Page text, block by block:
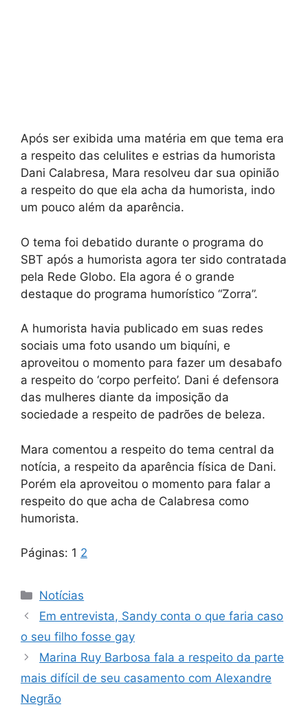
Após ser exibida uma matéria em que tema era
a respeito das celulites e estrias da humorista
Dani Calabresa, Mara resolveu dar sua opinião
a respeito do que ela acha da humorista, indo
um pouco além da aparência.
O tema foi debatido durante o programa do
SBT após a humorista agora ter sido contratada
pela Rede Globo. Ela agora é o grande
destaque do programa humorístico “Zorra”.
A humorista havia publicado em suas redes
sociais uma foto usando um biquíni, e
aproveitou o momento para fazer um desabafo
a respeito do ‘corpo perfeito’. Dani é defensora
das mulheres diante da imposição da
sociedade a respeito de padrões de beleza.
Mara comentou a respeito do tema central da
notícia, a respeito da aparência física de Dani.
Porém ela aproveitou o momento para falar a
respeito do que acha de Calabresa como
humorista.
Páginas: 1 2
Categorias
Notícias
Em entrevista, Sandy conta o que faria caso
o seu filho fosse gay
Marina Ruy Barbosa fala a respeito da parte
mais difícil de seu casamento com Alexandre
Negrão